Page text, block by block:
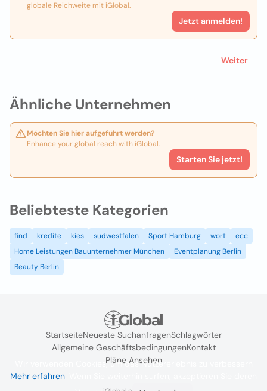
Ähnliche Unternehmen
Möchten Sie hier aufgeführt werden?
Enhance your global reach with iGlobal.
Starten Sie jetzt!
globale Reichweite mit iGlobal.
Jetzt anmelden!
Weiter
Beliebteste Kategorien
find kredite kies sudwestfalen Sport Hamburg wort
ecc
Home Leistungen Bauunternehmer München
Eventplanung Berlin
Beauty Berlin
StartseiteNeueste SuchanfragenSchlagwörter
Allgemeine GeschäftsbedingungenKontakt
Pläne Ansehen
Wir verwenden Cookies, um das Nutzererlebnis zu verbessern
Mehr erfahren